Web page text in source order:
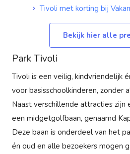
Tivoli met korting bij
Bekijk hier alle
Park Tivoli
Tivoli is een veilig, kindvriendelijk
voor basisschoolkinderen, zonder
Naast verschillende attracties zijn
een midgetgolfbaan, genaamd
Deze baan is onderdeel van het
én oud en alle bezoekers mogen